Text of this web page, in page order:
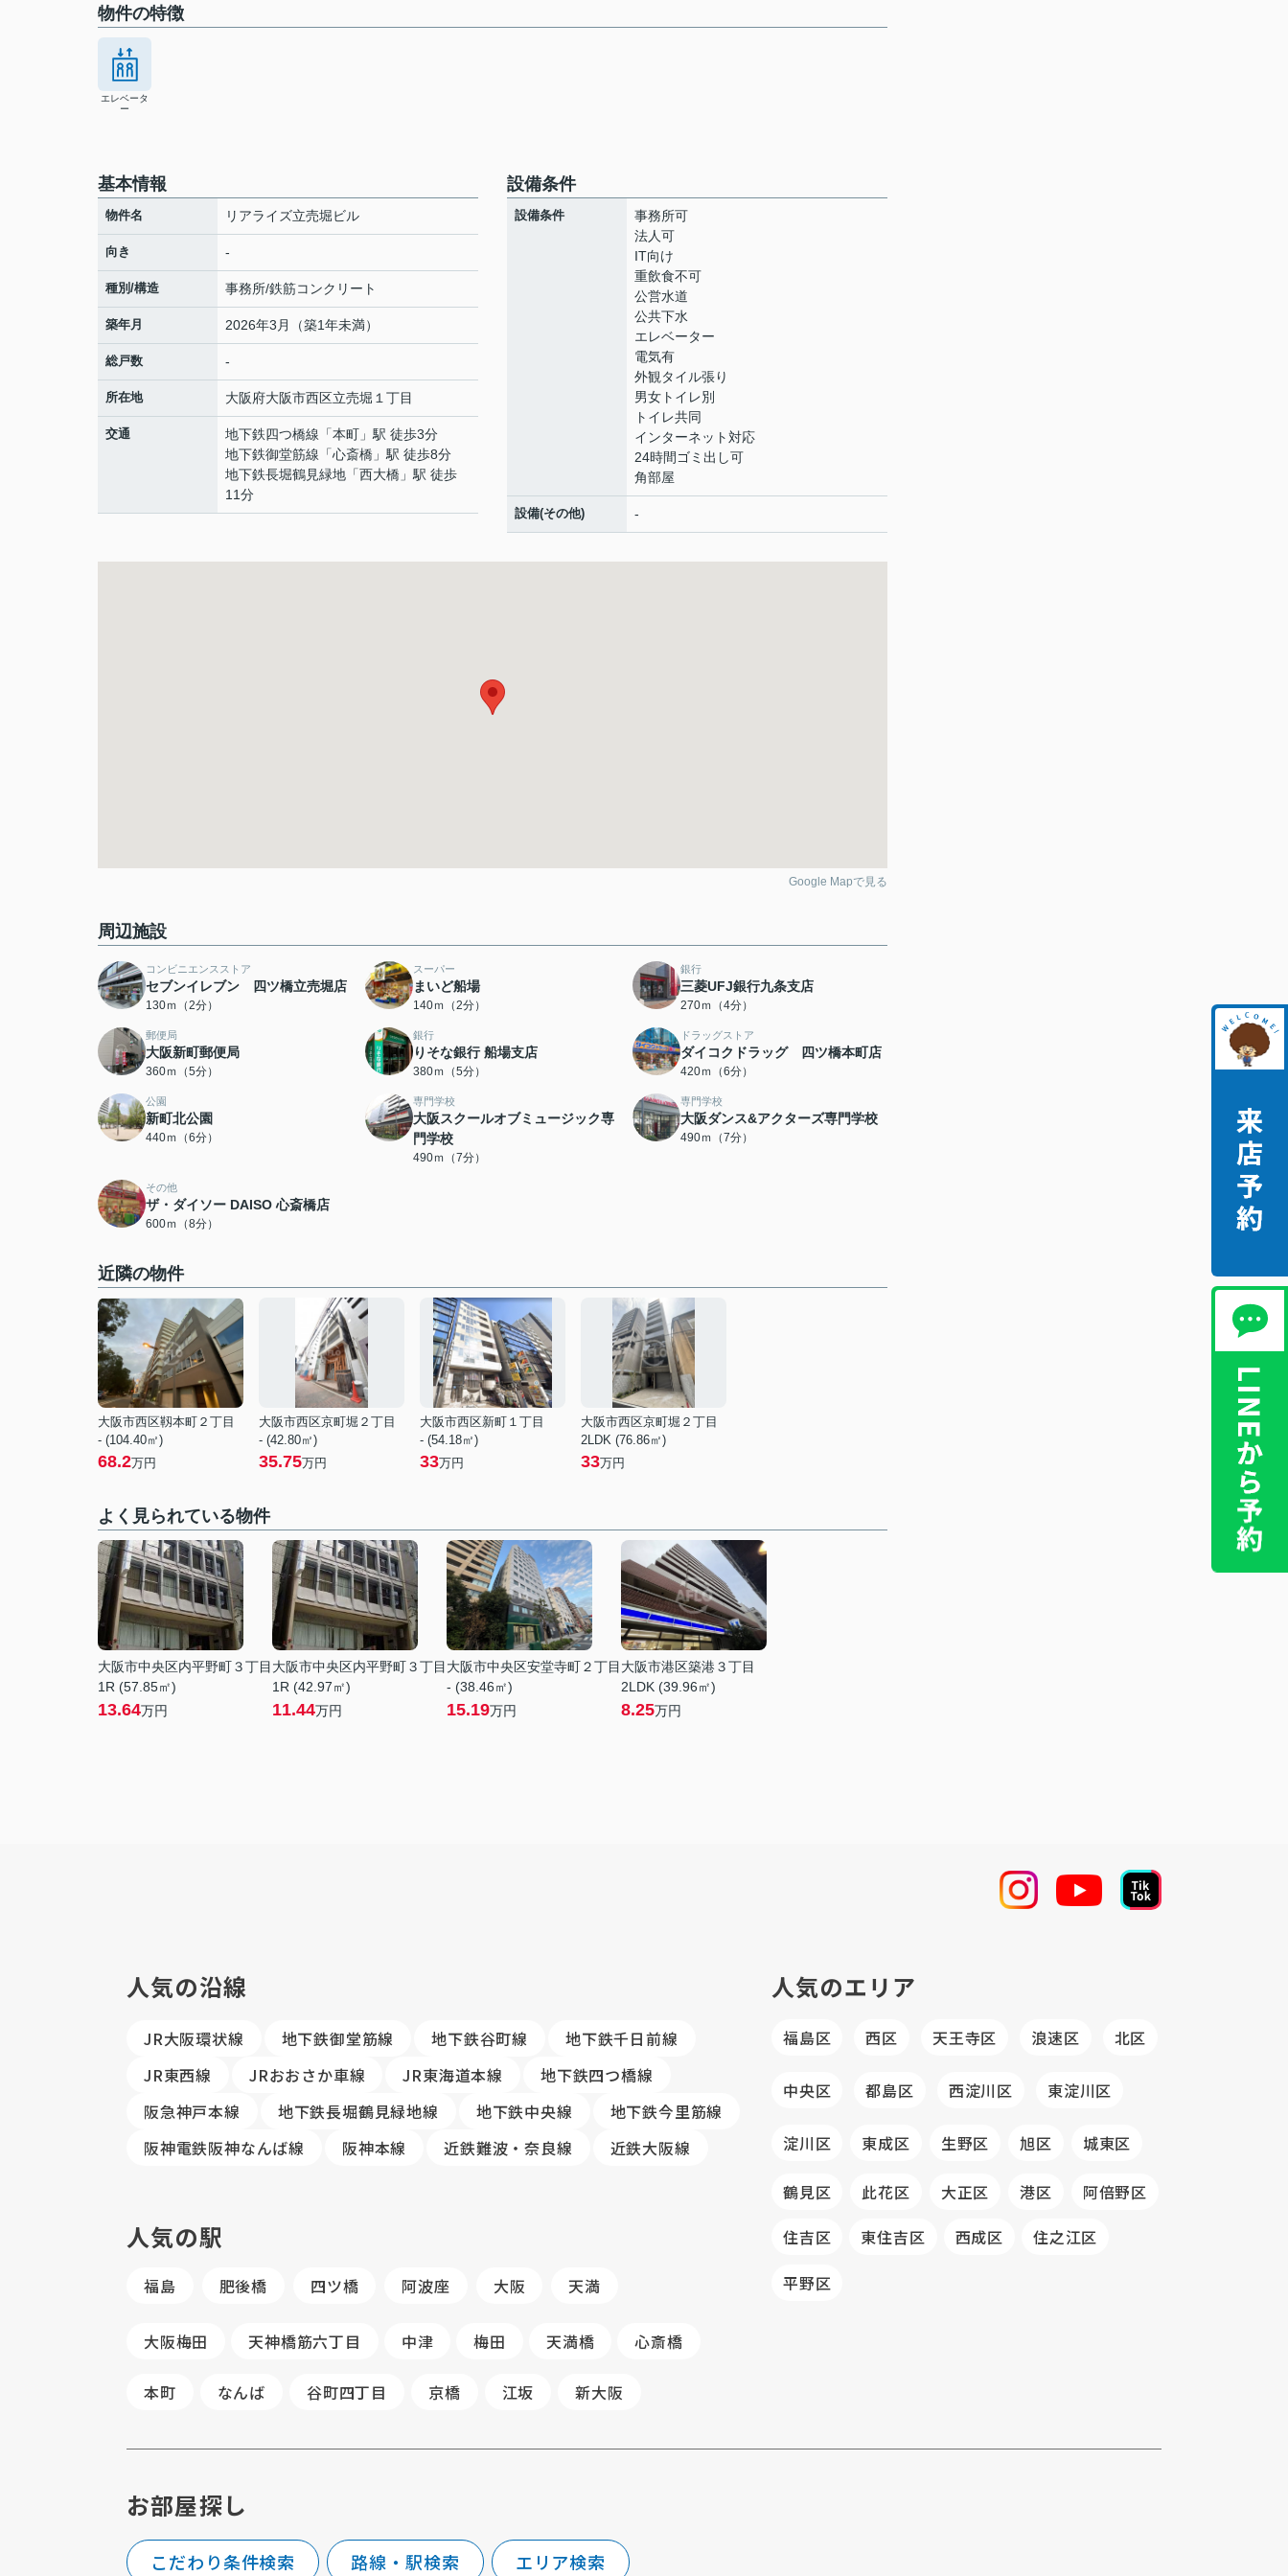
物件の特徴
エレベータ
ー
基本情報
物件名 リアライズ立売堀ビル
向き -
種別/構造 事務所/鉄筋コンクリート
築年月 2026年3月（築1年未満）
総戸数 -
所在地 大阪府大阪市西区立売堀 １丁目
交通 地下鉄四つ橋線 「本町 」駅 徒歩3分
地下鉄御堂筋線 「心斎橋 」駅 徒歩8分
地下鉄長堀鶴見緑地 「西大橋 」駅 徒歩
11分
設備条件
設備条件
事務所可
法人可
IT向け
重飲食不可
公営水道
公共下水
エレベーター
電気有
外観タイル張り
男女トイレ別
トイレ共同
インターネット対応
24時間ゴミ出し可
角部屋
設備(その他) -
Google Mapで見る
周辺施設
コンビニエンスストア
セブンイレブン 四ツ橋立売堀店
130ｍ（2分）
スーパー
まいど船場
140ｍ（2分）
銀行
三菱UFJ銀行九条支店
270ｍ（4分）
郵便局
大阪新町郵便局
360ｍ（5分）
銀行
りそな銀行 船場支店
380ｍ（5分）
ドラッグストア
ダイコクドラッグ 四ツ橋本町店
420ｍ（6分）
公園
新町北公園
440ｍ（6分）
専門学校
大阪スクールオブミュージック専
門学校
490ｍ（7分）
専門学校
大阪ダンス&アクターズ専門学校
490ｍ（7分）
その他
ザ・ダイソー DAISO 心斎橋店
600ｍ（8分）
近隣の物件
大阪市西区靱本町２丁目
- (104.40㎡)
68.2万円
大阪市西区京町堀２丁目
- (42.80㎡)
35.75万円
大阪市西区新町１丁目
- (54.18㎡)
33万円
大阪市西区京町堀２丁目
2LDK (76.86㎡)
33万円
よく見られている物件
大阪市中央区内平野町３丁目
1R (57.85㎡)
13.64万円
大阪市中央区内平野町３丁目
1R (42.97㎡)
11.44万円
大阪市中央区安堂寺町２丁目
- (38.46㎡)
15.19万円
大阪市港区築港３丁目
2LDK (39.96㎡)
8.25万円
人気の沿線
JR大阪環状線 地下鉄御堂筋線 地下鉄谷町線
地下鉄千日前線
JR東西線
JRおおさか車線 JR東海道本線
地下鉄四つ橋線
阪急神戸本線
地下鉄長堀鶴見緑地線 地下鉄中央線
地下鉄今里筋線
阪神電鉄阪神なんば線
阪神本線 近鉄難波・奈良線 近鉄大阪線
人気の駅
福島 肥後橋 四ツ橋 阿波座 大阪 天満
大阪梅田 天神橋筋六丁目 中津 梅田 天満橋 心斎橋
本町 なんば 谷町四丁目 京橋 江坂 新大阪
人気のエリア
福島区 西区 天王寺区 浪速区 北区
中央区 都島区 西淀川区 東淀川区
淀川区 東成区 生野区 旭区 城東区
鶴見区 此花区 大正区 港区
阿倍野区
住吉区
東住吉区 西成区
住之江区
平野区
お部屋探し
こだわり条件検索 路線・駅検索 エリア検索